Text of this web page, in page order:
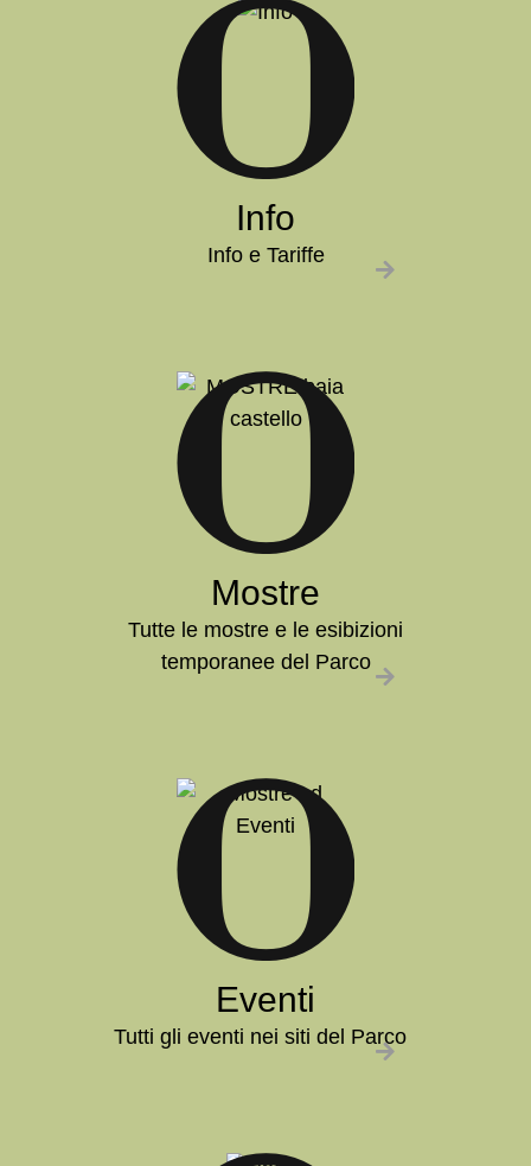
Info
Info e Tariffe
Mostre
Tutte le mostre e le esibizioni
temporanee del Parco
Eventi
Tutti gli eventi nei siti del Parco